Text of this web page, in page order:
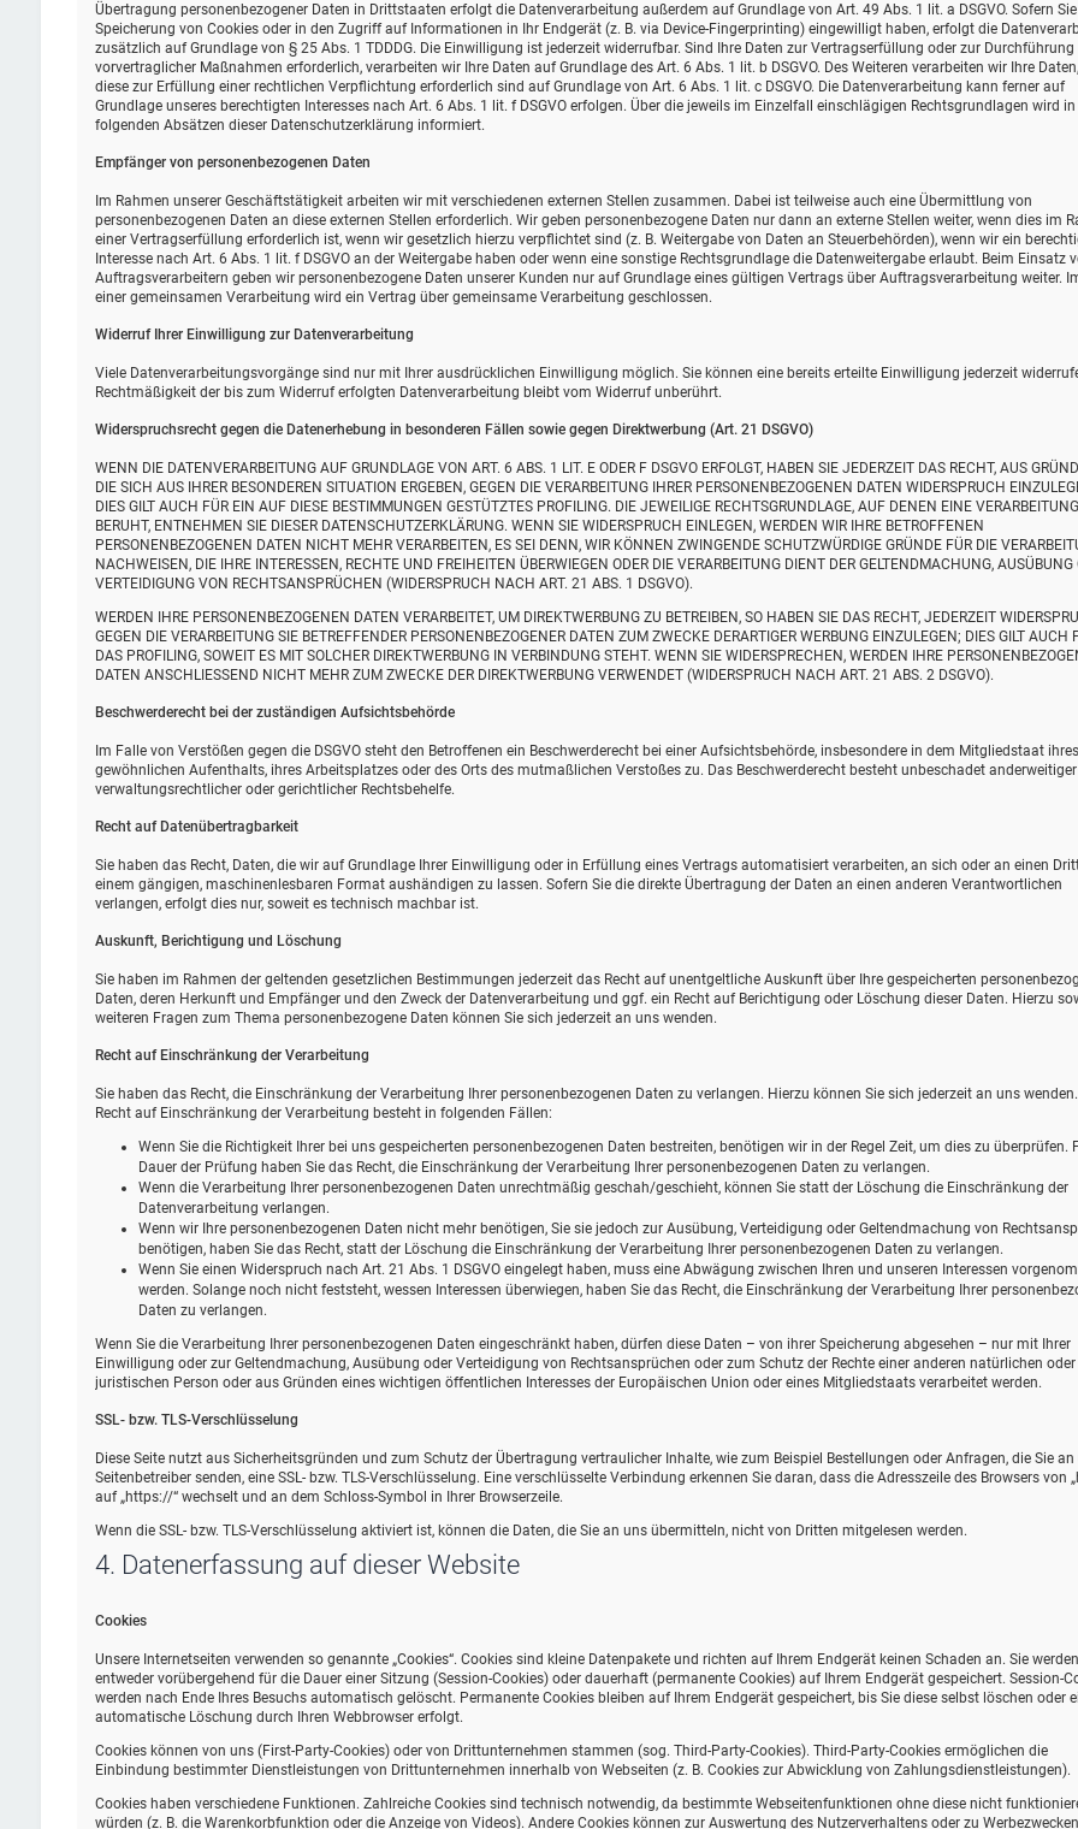
Übertragung personenbezogener Daten in Drittstaaten erfolgt die Datenverarbeitung außerdem auf Grundlage von Art. 49 Abs. 1 lit. a DSGVO. Sofern
Speicherung von Cookies oder in den Zugriff auf Informationen in Ihr Endgerät (z. B. via Device-Fingerprinting) eingewilligt haben, erfolgt die
zusätzlich auf Grundlage von § 25 Abs. 1 TDDDG. Die Einwilligung ist jederzeit widerrufbar. Sind Ihre Daten zur Vertragserfüllung oder zur Durchführung
vorvertraglicher Maßnahmen erforderlich, verarbeiten wir Ihre Daten auf Grundlage des Art. 6 Abs. 1 lit. b DSGVO. Des Weiteren verarbeiten wir Ihre
diese zur Erfüllung einer rechtlichen Verpflichtung erforderlich sind auf Grundlage von Art. 6 Abs. 1 lit. c DSGVO. Die Datenverarbeitung kann ferner auf
Grundlage unseres berechtigten Interesses nach Art. 6 Abs. 1 lit. f DSGVO erfolgen. Über die jeweils im Einzelfall einschlägigen Rechtsgrundlagen wird in
folgenden Absätzen dieser Datenschutzerklärung informiert.
Empfänger von personenbezogenen Daten
Im Rahmen unserer Geschäftstätigkeit arbeiten wir mit verschiedenen externen Stellen zusammen. Dabei ist teilweise auch eine Übermittlung von
personenbezogenen Daten an diese externen Stellen erforderlich. Wir geben personenbezogene Daten nur dann an externe Stellen weiter, wenn dies im
einer Vertragserfüllung erforderlich ist, wenn wir gesetzlich hierzu verpflichtet sind (z. B. Weitergabe von Daten an Steuerbehörden), wenn wir ein
Interesse nach Art. 6 Abs. 1 lit. f DSGVO an der Weitergabe haben oder wenn eine sonstige Rechtsgrundlage die Datenweitergabe erlaubt. Beim Einsatz
Auftragsverarbeitern geben wir personenbezogene Daten unserer Kunden nur auf Grundlage eines gültigen Vertrags über Auftragsverarbeitung weiter.
einer gemeinsamen Verarbeitung wird ein Vertrag über gemeinsame Verarbeitung geschlossen.
Widerruf Ihrer Einwilligung zur Datenverarbeitung
Viele Datenverarbeitungsvorgänge sind nur mit Ihrer ausdrücklichen Einwilligung möglich. Sie können eine bereits erteilte Einwilligung jederzeit
Rechtmäßigkeit der bis zum Widerruf erfolgten Datenverarbeitung bleibt vom Widerruf unberührt.
Widerspruchsrecht gegen die Datenerhebung in besonderen Fällen sowie gegen Direktwerbung (Art. 21 DSGVO)
WENN DIE DATENVERARBEITUNG AUF GRUNDLAGE VON ART. 6 ABS. 1 LIT. E ODER F DSGVO ERFOLGT, HABEN SIE JEDERZEIT DAS RECHT, AUS
DIE SICH AUS IHRER BESONDEREN SITUATION ERGEBEN, GEGEN DIE VERARBEITUNG IHRER PERSONENBEZOGENEN DATEN WIDERSPRUCH
DIES GILT AUCH FÜR EIN AUF DIESE BESTIMMUNGEN GESTÜTZTES PROFILING. DIE JEWEILIGE RECHTSGRUNDLAGE, AUF DENEN EINE VERARBEITUNG
BERUHT, ENTNEHMEN SIE DIESER DATENSCHUTZERKLÄRUNG. WENN SIE WIDERSPRUCH EINLEGEN, WERDEN WIR IHRE BETROFFENEN
PERSONENBEZOGENEN DATEN NICHT MEHR VERARBEITEN, ES SEI DENN, WIR KÖNNEN ZWINGENDE SCHUTZWÜRDIGE GRÜNDE FÜR DIE
NACHWEISEN, DIE IHRE INTERESSEN, RECHTE UND FREIHEITEN ÜBERWIEGEN ODER DIE VERARBEITUNG DIENT DER GELTENDMACHUNG, AUSÜBUNG
VERTEIDIGUNG VON RECHTSANSPRÜCHEN (WIDERSPRUCH NACH ART. 21 ABS. 1 DSGVO).
WERDEN IHRE PERSONENBEZOGENEN DATEN VERARBEITET, UM DIREKTWERBUNG ZU BETREIBEN, SO HABEN SIE DAS RECHT, JEDERZEIT
GEGEN DIE VERARBEITUNG SIE BETREFFENDER PERSONENBEZOGENER DATEN ZUM ZWECKE DERARTIGER WERBUNG EINZULEGEN; DIES GILT AUCH
DAS PROFILING, SOWEIT ES MIT SOLCHER DIREKTWERBUNG IN VERBINDUNG STEHT. WENN SIE WIDERSPRECHEN, WERDEN IHRE
DATEN ANSCHLIESSEND NICHT MEHR ZUM ZWECKE DER DIREKTWERBUNG VERWENDET (WIDERSPRUCH NACH ART. 21 ABS. 2 DSGVO).
Beschwerde­recht bei der zuständigen Aufsichts­behörde
Im Falle von Verstößen gegen die DSGVO steht den Betroffenen ein Beschwerderecht bei einer Aufsichtsbehörde, insbesondere in dem Mitgliedstaat ihres
gewöhnlichen Aufenthalts, ihres Arbeitsplatzes oder des Orts des mutmaßlichen Verstoßes zu. Das Beschwerderecht besteht unbeschadet anderweitiger
verwaltungsrechtlicher oder gerichtlicher Rechtsbehelfe.
Recht auf Daten­übertrag­barkeit
Sie haben das Recht, Daten, die wir auf Grundlage Ihrer Einwilligung oder in Erfüllung eines Vertrags automatisiert verarbeiten, an sich oder an einen
einem gängigen, maschinenlesbaren Format aushändigen zu lassen. Sofern Sie die direkte Übertragung der Daten an einen anderen Verantwortlichen
verlangen, erfolgt dies nur, soweit es technisch machbar ist.
Auskunft, Berichtigung und Löschung
Sie haben im Rahmen der geltenden gesetzlichen Bestimmungen jederzeit das Recht auf unentgeltliche Auskunft über Ihre gespeicherten
Daten, deren Herkunft und Empfänger und den Zweck der Datenverarbeitung und ggf. ein Recht auf Berichtigung oder Löschung dieser Daten. Hierzu
weiteren Fragen zum Thema personenbezogene Daten können Sie sich jederzeit an uns wenden.
Recht auf Einschränkung der Verarbeitung
Sie haben das Recht, die Einschränkung der Verarbeitung Ihrer personenbezogenen Daten zu verlangen. Hierzu können Sie sich jederzeit an uns
Recht auf Einschränkung der Verarbeitung besteht in folgenden Fällen:
Wenn Sie die Richtigkeit Ihrer bei uns gespeicherten personenbezogenen Daten bestreiten, benötigen wir in der Regel Zeit, um dies zu überprüfen.
Dauer der Prüfung haben Sie das Recht, die Einschränkung der Verarbeitung Ihrer personenbezogenen Daten zu verlangen.
Wenn die Verarbeitung Ihrer personenbezogenen Daten unrechtmäßig geschah/geschieht, können Sie statt der Löschung die Einschränkung der
Datenverarbeitung verlangen.
Wenn wir Ihre personenbezogenen Daten nicht mehr benötigen, Sie sie jedoch zur Ausübung, Verteidigung oder Geltendmachung von
benötigen, haben Sie das Recht, statt der Löschung die Einschränkung der Verarbeitung Ihrer personenbezogenen Daten zu verlangen.
Wenn Sie einen Widerspruch nach Art. 21 Abs. 1 DSGVO eingelegt haben, muss eine Abwägung zwischen Ihren und unseren Interessen
werden. Solange noch nicht feststeht, wessen Interessen überwiegen, haben Sie das Recht, die Einschränkung der Verarbeitung Ihrer
Daten zu verlangen.
Wenn Sie die Verarbeitung Ihrer personenbezogenen Daten eingeschränkt haben, dürfen diese Daten – von ihrer Speicherung abgesehen – nur mit Ihrer
Einwilligung oder zur Geltendmachung, Ausübung oder Verteidigung von Rechtsansprüchen oder zum Schutz der Rechte einer anderen natürlichen oder
juristischen Person oder aus Gründen eines wichtigen öffentlichen Interesses der Europäischen Union oder eines Mitgliedstaats verarbeitet werden.
SSL- bzw. TLS-Verschlüsselung
Diese Seite nutzt aus Sicherheitsgründen und zum Schutz der Übertragung vertraulicher Inhalte, wie zum Beispiel Bestellungen oder Anfragen, die Sie
Seitenbetreiber senden, eine SSL- bzw. TLS-Verschlüsselung. Eine verschlüsselte Verbindung erkennen Sie daran, dass die Adresszeile des Browsers von
auf „https://“ wechselt und an dem Schloss-Symbol in Ihrer Browserzeile.
Wenn die SSL- bzw. TLS-Verschlüsselung aktiviert ist, können die Daten, die Sie an uns übermitteln, nicht von Dritten mitgelesen werden.
4. Datenerfassung auf dieser Website
Cookies
Unsere Internetseiten verwenden so genannte „Cookies“. Cookies sind kleine Datenpakete und richten auf Ihrem Endgerät keinen Schaden an. Sie werden
entweder vorübergehend für die Dauer einer Sitzung (Session-Cookies) oder dauerhaft (permanente Cookies) auf Ihrem Endgerät gespeichert. Session-
werden nach Ende Ihres Besuchs automatisch gelöscht. Permanente Cookies bleiben auf Ihrem Endgerät gespeichert, bis Sie diese selbst löschen oder
automatische Löschung durch Ihren Webbrowser erfolgt.
Cookies können von uns (First-Party-Cookies) oder von Drittunternehmen stammen (sog. Third-Party-Cookies). Third-Party-Cookies ermöglichen die
Einbindung bestimmter Dienstleistungen von Drittunternehmen innerhalb von Webseiten (z. B. Cookies zur Abwicklung von Zahlungsdienstleistungen).
Cookies haben verschiedene Funktionen. Zahlreiche Cookies sind technisch notwendig, da bestimmte Webseitenfunktionen ohne diese nicht
würden (z. B. die Warenkorbfunktion oder die Anzeige von Videos). Andere Cookies können zur Auswertung des Nutzerverhaltens oder zu Werbezwecken